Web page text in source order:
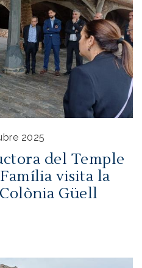
2025
del Temple
visita la
Güell